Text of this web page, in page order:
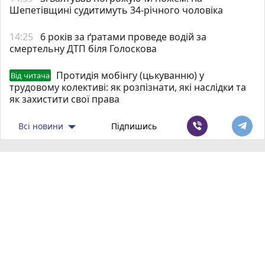
Шепетівщині судитимуть 34-річного чоловіка
14:25
6 років за ґратами проведе водій за
смертельну ДТП біля Голоскова
Від читача
Протидія мобінгу (цькуванню) у
трудовому колективі: як розпізнати, які наслідки та
як захистити свої права
Всі новини Підпишись